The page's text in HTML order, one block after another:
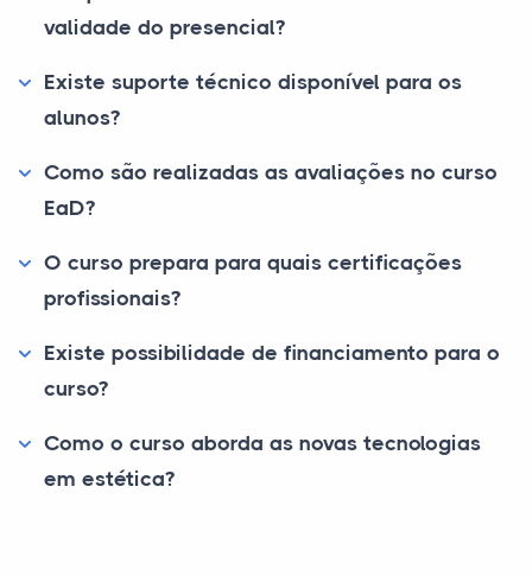
validade do presencial?
Existe suporte técnico disponível para os
alunos?
Como são realizadas as avaliações no curso
EaD?
O curso prepara para quais certificações
profissionais?
Existe possibilidade de financiamento para o
curso?
Como o curso aborda as novas tecnologias
em estética?